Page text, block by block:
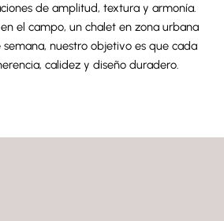
de amplitud, textura y armonía.
el campo, un chalet en zona urbana
nuestro objetivo es que cada
calidez y diseño duradero.